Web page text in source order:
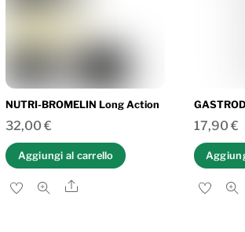
NUTRI-BROMELIN Long Action
32,00€
Aggiungi al carrello
Share
17,90 €